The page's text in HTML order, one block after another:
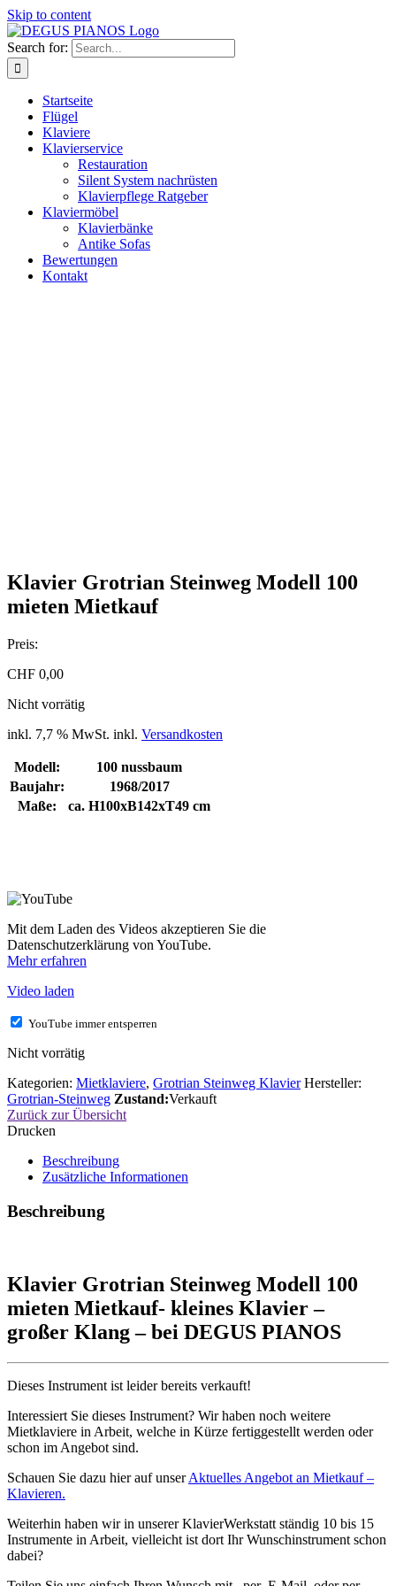
Skip to content
Search for:
Startseite
Flügel
Klaviere
Klavierservice
Restauration
Silent System nachrüsten
Klavierpflege Ratgeber
Klaviermöbel
Klavierbänke
Antike Sofas
Bewertungen
Kontakt
Klavier Grotrian Steinweg Modell 100
mieten Mietkauf
Preis:
CHF 0,00
Nicht vorrätig
inkl. 7,7 % MwSt. inkl. Versandkosten
Modell:
100 nussbaum
Baujahr:
1968/2017
Maße:
ca. H100xB142xT49 cm
Mit dem Laden des Videos akzeptieren Sie die
Datenschutzerklärung von YouTube.
Mehr erfahren
Video laden
YouTube immer entsperren
Nicht vorrätig
Kategorien: Mietklaviere, Grotrian Steinweg Klavier Hersteller:
Grotrian-Steinweg Zustand:Verkauft
Zurück zur Übersicht
Drucken
Beschreibung
Zusätzliche Informationen
Beschreibung
Klavier Grotrian Steinweg Modell 100
mieten Mietkauf- kleines Klavier –
großer Klang – bei DEGUS PIANOS
Dieses Instrument ist leider bereits verkauft!
Interessiert Sie dieses Instrument? Wir haben noch weitere
Mietklaviere in Arbeit, welche in Kürze fertiggestellt werden oder
schon im Angebot sind.
Schauen Sie dazu hier auf unserAktuelles Angebot an Mietkauf –
Klavieren.
Weiterhin haben wir in unserer KlavierWerkstatt ständig 10 bis 15
Instrumente in Arbeit, vielleicht ist dort Ihr Wunschinstrument schon
dabei?